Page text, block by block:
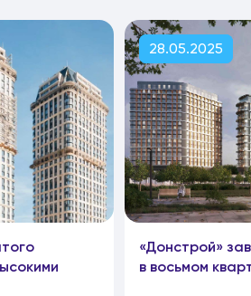
28.05.2025
«Донстрой»
в восьмом